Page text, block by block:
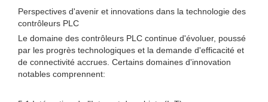
Perspectives d'avenir et innovations dans la technologie des
contrôleurs PLC
Le domaine des contrôleurs PLC continue d'évoluer, poussé
par les progrès technologiques et la demande d'efficacité et
de connectivité accrues. Certains domaines d'innovation
notables comprennent: